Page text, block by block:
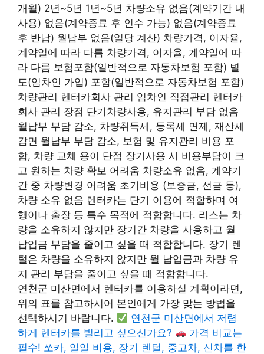
개월) 2년~5년 1년~5년 차량소유 없음(계약기간 내
사용) 없음(계약종료 후 인수 가능) 없음(계약종료
후 반납) 월납부 없음(일당 계산) 차량가격, 이자율,
계약일에 따라 다름 차량가격, 이자율, 계약일에 따
라 다름 보험포함(일반적으로 자동차보험 포함) 별
도(임차인 가입) 포함(일반적으로 자동차보험 포함)
차량관리 렌터카회사 관리 임차인 직접관리 렌터카
회사 관리 장점 단기차량사용, 유지관리 부담 없음
월납부 부담 감소, 차량취득세, 등록세 면제, 재산세
감면 월납부 부담 감소, 보험 및 유지관리 비용 포
함, 차량 교체 용이 단점 장기사용 시 비용부담이 크
고 원하는 차량 확보 어려움 차량소유 없음, 계약기
간 중 차량변경 어려움 초기비용 (보증금, 선금 등),
차량 소유 없음 렌터카는 단기 이용에 적합하며 여
행이나 출장 등 특수 목적에 적합합니다. 리스는 차
량을 소유하지 않지만 장기간 차량을 사용하고 월
납입금 부담을 줄이고 싶을 때 적합합니다. 장기 렌
털은 차량을 소유하지 않지만 월 납입금과 차량 유
지 관리 부담을 줄이고 싶을 때 적합합니다.
연천군 미산면에서 렌터카를 이용하실 계획이라면,
위의 표를 참고하시어 본인에게 가장 맞는 방법을
선택하시기 바랍니다.
연천군 미산면에서 저렴
하게 렌터카를 빌리고 싶으신가요?
가격 비교는
필수! 쏘카, 일일 비용, 장기 렌털, 중고차, 신차를 한